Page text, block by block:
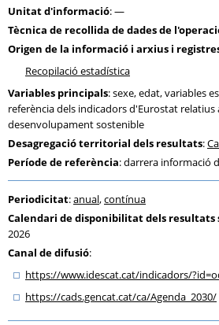
Unitat d'informació: —
Tècnica de recollida de dades de
Origen de la informació i arxius i
Recopilació estadística
Variables principals: sexe, edat, variables
referència dels indicadors d'Eurostat relatius
desenvolupament sostenible
Desagregació territorial dels resultats:
Període de referència: darrera informació
Periodicitat:anual,contínua
Calendari de disponibilitat dels resultats
2026
Canal de difusió:
https://www.idescat.cat/indicadors/
https://cads.gencat.cat/ca/Agenda_2030/